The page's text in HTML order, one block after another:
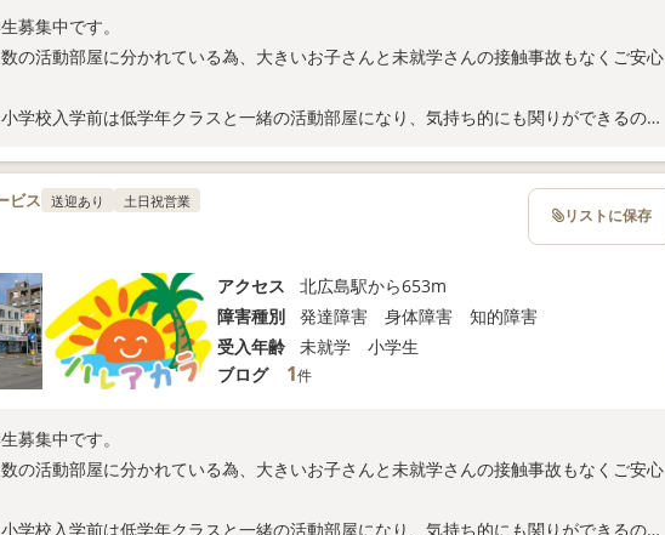
募集中です。
の活動部屋に分かれている為、大きいお子さんと未就学さんの接触事故もなくご安心
学校入学前は低学年クラスと一緒の活動部屋になり、気持ち的にも関りができるので
ビス 送迎あり 土日祝営業
アクセス
北広島駅から653m
障害種別
発達障害 身体障害 知的障害
受入年齢
未就学 小学生
ブログ
1件
募集中です。
の活動部屋に分かれている為、大きいお子さんと未就学さんの接触事故もなくご安心
学校入学前は低学年クラスと一緒の活動部屋になり、気持ち的にも関りができるので
リストに保存